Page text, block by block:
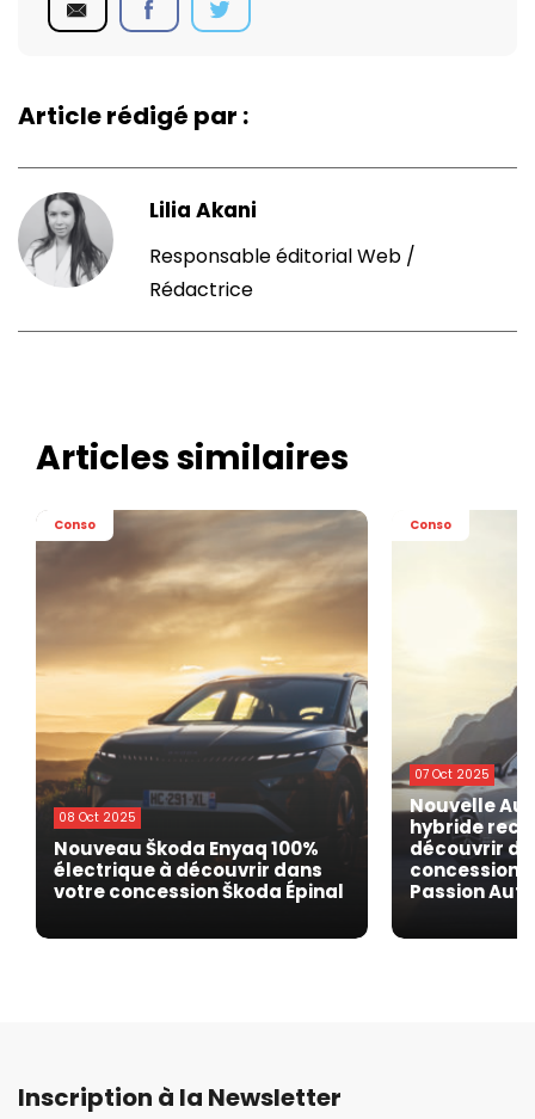
Article rédigé par :
Lilia Akani
Responsable éditorial Web /
Rédactrice
Articles similaires
Conso
08 Oct 2025
Nouveau Škoda Enyaq 100%
électrique à découvrir dans
votre concession Škoda Épinal
Conso
07 Oct 2025
Nouvelle
hybride
découvrir
concession
Passion
Inscription à la Newsletter